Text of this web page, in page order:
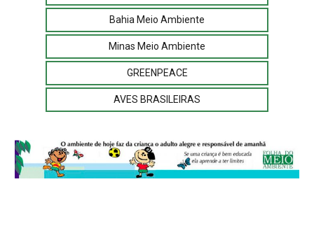
Bahia Meio Ambiente
Minas Meio Ambiente
GREENPEACE
AVES BRASILEIRAS